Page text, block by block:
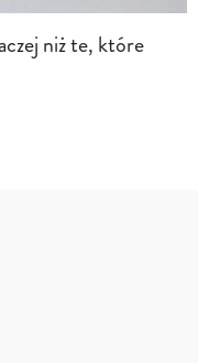
niż te, które